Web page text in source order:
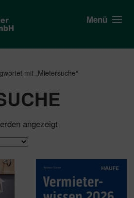
Menü
mit „Mietersuche“
angezeigt